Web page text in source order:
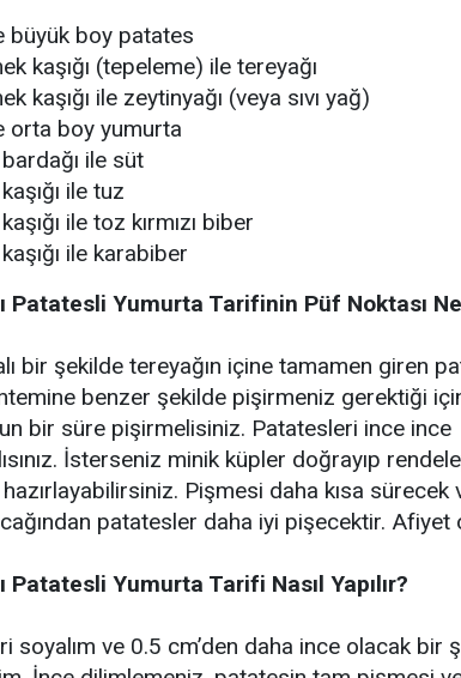
büyük boy patates
kaşığı (tepeleme) ile tereyağı
kaşığı ile zeytinyağı (veya sıvı yağ)
orta boy yumurta
ile süt
ile tuz
ile toz kırmızı biber
ile karabiber
Patatesli Yumurta Tarifinin Püf Noktası
bir şekilde tereyağın içine tamamen giren
benzer şekilde pişirmeniz gerektiği için
bir süre pişirmelisiniz. Patatesleri ince ince
İsterseniz minik küpler doğrayıp
Pişmesi daha kısa sürecek
patatesler daha iyi pişecektir. Afiyet
Patatesli Yumurta Tarifi Nasıl Yapılır?
soyalım ve 0.5 cm’den daha ince olacak bir